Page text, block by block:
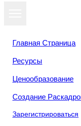
Главная Страница
Ресурсы
Ценообразование
Создание
Зарегистрироваться